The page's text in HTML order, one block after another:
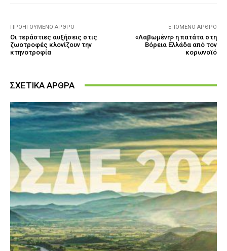
ΠΡΟΗΓΟΎΜΕΝΟ ΆΡΘΡΟ
Οι τεράστιες αυξήσεις στις
ζωοτροφές κλονίζουν την
κτηνοτροφία
ΕΠΌΜΕΝΟ ΆΡΘΡΟ
«Λαβωμένη» η πατάτα στη
Βόρεια Ελλάδα από τον
κορωνοϊό
ΣΧΕΤΙΚΑ ΑΡΘΡΑ